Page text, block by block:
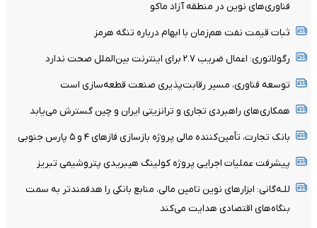
فناوری‌های نوین در منطقه آزاد ماکو
ثبات قیمت نفت هم‌زمان با ابهام درباره تنگه هرمز
رگولاتوری: اعمال ضریب ۲.۷ برای اینترنت بین‌الملل صحت ندارد
توسعه فناوری، مسیر رقابت‌پذیری صنعت قطعه‌سازی است
همکاری‌های راهبردی تجاری و ترانزیتی ایران و چین گسترش می‌یابد
بانک تجارت، تأمین‌کننده مالی پروژه بازسازی فازهای ۴ و ۵ پارس جنوبی
پیشرفت عملیات اجرایی پروژه کولینگ هیبریدی پتروشیمی تبریز
للـه‌گانی: ابزارهای نوین تامین مالی، منابع بانکی را هدفمندتر به سمت
بنگاه‌های اقتصادی هدایت می‌کند